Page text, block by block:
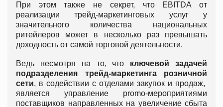
При этом также не секрет, что EBITDA от
реализации трейд-маркетинговых услуг у
значительного количества национальных
ритейлеров может в несколько раз превышать
доходность от самой торговой деятельности.
Ведь несмотря на то, что ключевой задачей
подразделения трейд-маркетинга розничной
сети, в содействии с отделами закупок и продаж,
является управление promo-мероприятиями
поставщиков направленных на увеличение сбыта